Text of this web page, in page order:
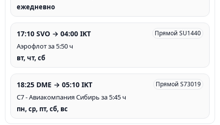
ежедневно
17:10 SVO → 04:00 IKT Прямой SU1440
Аэрофлот за 5:50 ч
вт, чт, сб
18:25 DME → 05:10 IKT Прямой S73019
С7 - Авиакомпания Сибирь за 5:45 ч
пн, ср, пт, сб, вс